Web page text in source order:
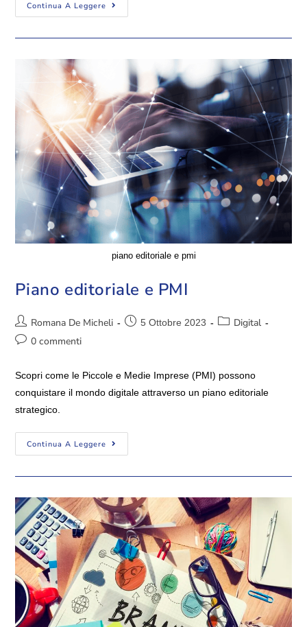
Continua A Leggere
piano editoriale e pmi
Piano editoriale e PMI
Romana De Micheli 5 Ottobre 2023
Digital
0 commenti
Scopri come le Piccole e Medie Imprese (PMI) possono
conquistare il mondo digitale attraverso un piano editoriale
strategico.
Continua A Leggere